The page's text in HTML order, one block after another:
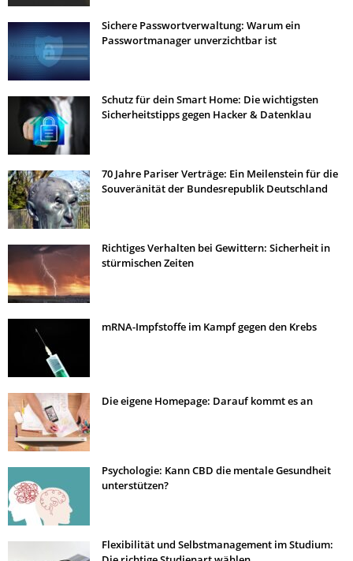
Sichere Passwortverwaltung: Warum ein
Passwortmanager unverzichtbar ist
Schutz für dein Smart Home: Die wichtigsten
Sicherheitstipps gegen Hacker & Datenklau
70 Jahre Pariser Verträge: Ein Meilenstein für die
Souveränität der Bundesrepublik Deutschland
Richtiges Verhalten bei Gewittern: Sicherheit in
stürmischen Zeiten
mRNA-Impfstoffe im Kampf gegen den Krebs
Die eigene Homepage: Darauf kommt es an
Psychologie: Kann CBD die mentale Gesundheit
unterstützen?
Flexibilität und Selbstmanagement im Studium: